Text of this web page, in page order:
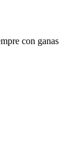
con ganas